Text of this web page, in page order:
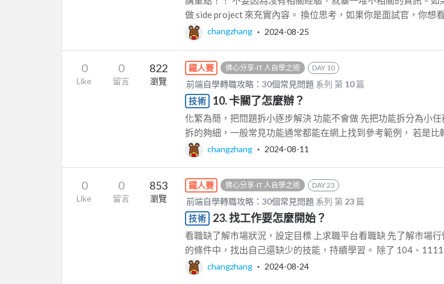
做 side project 來充實內容。 換位思考，如果你是面試官，你想
changzhang ‧ 2024-08-25
0
Like
0
留言
822
瀏覽
鐵人賽 佛心分享-IT 人自學之術 DAY 10
前端自學轉職攻略：30個常見問題 系列 第 10篇
技術
10. 卡關了怎麼辦？
化繁為簡，把問題拆小逐步解決 功能不會做 先把功能拆分為小
拆的夠細，一般常見功能通常都能在網上找到參考範例， 若是比
changzhang ‧ 2024-08-11
0
Like
0
留言
853
瀏覽
鐵人賽 佛心分享-IT 人自學之術 DAY 23
前端自學轉職攻略：30個常見問題 系列 第 23 篇
技術
23. 找工作要怎麼開始？
看職缺了解市場狀況，設定目標 上求職平台看職缺 先了解市場
的條件中，找出自己還缺少的技能，持續學習。 除了 104、1111
changzhang ‧ 2024-08-24